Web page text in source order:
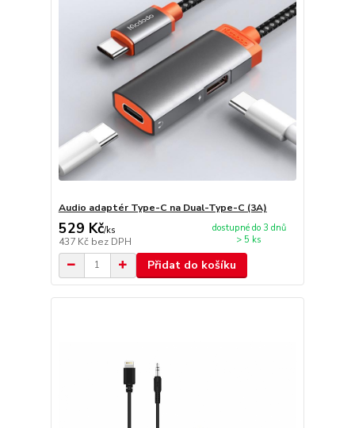
Audio adaptér Type-C na Dual-Type-C (3A)
529 Kč/ks
437 Kč bez DPH
dostupné do 3 dnů
> 5 ks
Přidat do košíku